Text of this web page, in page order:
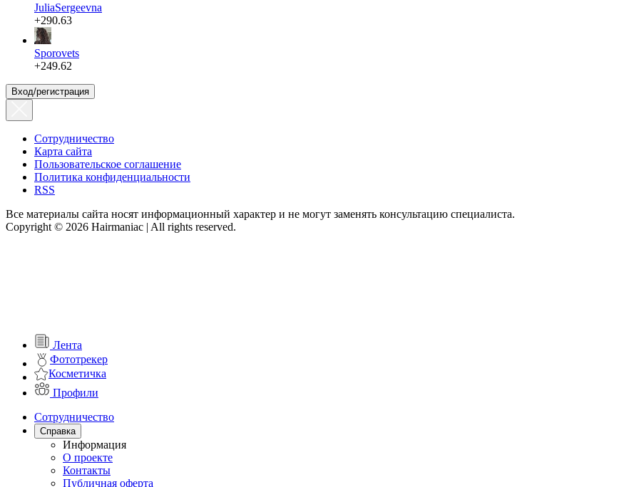
JuliaSergeevna
+290.63
Sporovets
+249.62
Вход/регистрация
Сотрудничество
Карта сайта
Пользовательское соглашение
Политика конфиденциальности
RSS
Все материалы сайта носят информационный характер и не могут заменять консультацию специалиста.
Copyright © 2026 Hairmaniac | All rights reserved.
Лента
Фототрекер
Косметичка
Профили
Сотрудничество
Справка
Информация
О проекте
Контакты
Публичная оферта